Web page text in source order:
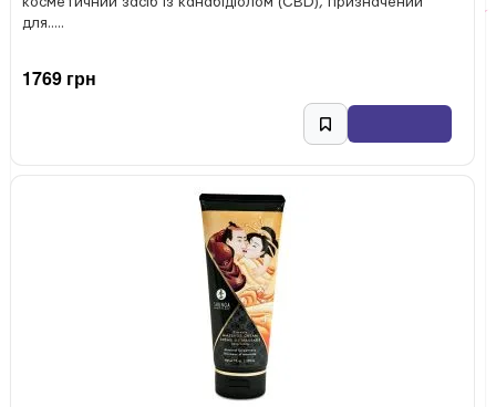
для.....
1769 грн